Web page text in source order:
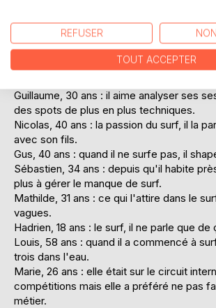
Ariane, 32 ans : attendre un bébé en
souvient notamment de cette belle
Pierre-Edouard, 35 ans : adolescent, il
bronzé de ses sessions. Parce que rougir
Guillaume, 30 ans : il aime analyser ses
des spots de plus en plus techniques.
Nicolas, 40 ans : la passion du surf, il la
avec son fils.
Gus, 40 ans : quand il ne surfe pas, il
Sébastien, 34 ans : depuis qu'il habite
plus à gérer le manque de surf.
Mathilde, 31 ans : ce qui l'attire dans le
vagues.
Hadrien, 18 ans : le surf, il ne parle que
Louis, 58 ans : quand il a commencé à
trois dans l'eau.
Marie, 26 ans : elle était sur le circuit
compétitions mais elle a préféré ne pas
métier.
REFUSER
TOUT ACCEPTER